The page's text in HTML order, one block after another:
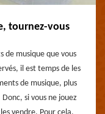
tournez-vous
de musique que vous
il est temps de les
de musique, plus
si vous ne jouez